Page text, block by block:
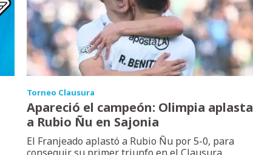
Torneo Clausura
Apareció el campeón: Olimpia aplasta
a Rubio Ñu en Sajonia
El Franjeado aplastó a Rubio Ñu por 5-0, para